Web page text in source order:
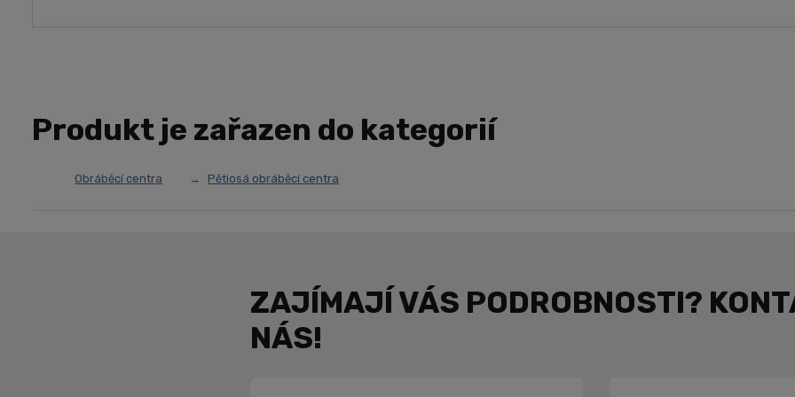
Produkt je zařazen do kategorií
Obráběcí centra Pětiosá obráběcí centra
ZAJÍMAJÍ VÁS PODROBNOSTI?
NÁS!